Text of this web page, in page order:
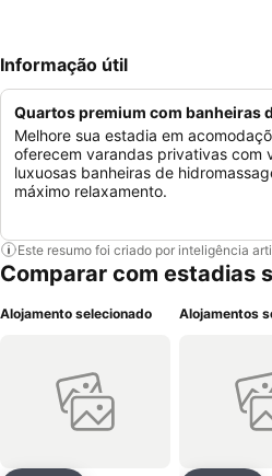
Informação útil
Quartos premium com banheiras
Melhore sua estadia em
oferecem varandas privativas com
luxuosas banheiras de
máximo relaxamento.
Este resumo foi criado por inteligência
Comparar com estadias
Alojamento selecionado Alojamentos